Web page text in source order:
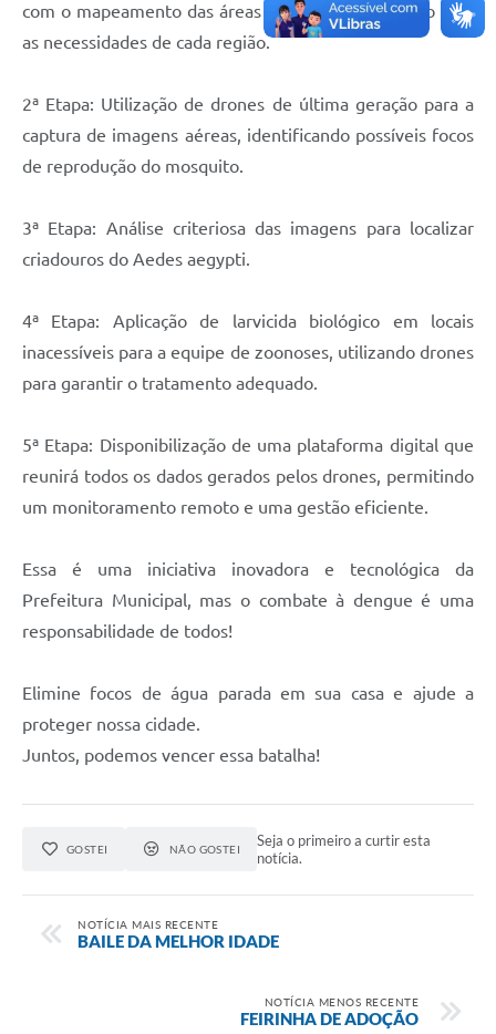
com o mapeamento das áreas prioritárias de acordo com
as necessidades de cada região.
2ª Etapa: Utilização de drones de última geração para a
captura de imagens aéreas, identificando possíveis focos
de reprodução do mosquito.
3ª Etapa: Análise criteriosa das imagens para localizar
criadouros do Aedes aegypti.
4ª Etapa: Aplicação de larvicida biológico em locais
inacessíveis para a equipe de zoonoses, utilizando drones
para garantir o tratamento adequado.
5ª Etapa: Disponibilização de uma plataforma digital que
reunirá todos os dados gerados pelos drones, permitindo
um monitoramento remoto e uma gestão eficiente.
Essa é uma iniciativa inovadora e tecnológica da
Prefeitura Municipal, mas o combate à dengue é uma
responsabilidade de todos!
Elimine focos de água parada em sua casa e ajude a
proteger nossa cidade.
Juntos, podemos vencer essa batalha!
GOSTEI NÃO GOSTEI
Seja o primeiro a curtir esta
notícia.
NOTÍCIA MAIS RECENTE
BAILE DA MELHOR IDADE
NOTÍCIA MENOS RECENTE
FEIRINHA DE ADOÇÃO